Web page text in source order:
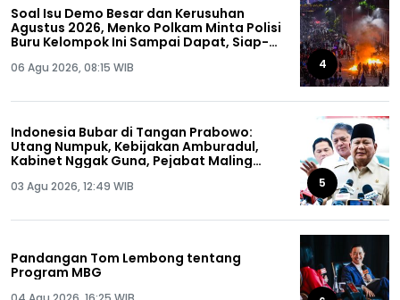
Soal Isu Demo Besar dan Kerusuhan
Agustus 2026, Menko Polkam Minta Polisi
Buru Kelompok Ini Sampai Dapat, Siap-
06 Agu 2026, 08:15 WIB 4
Indonesia Bubar di Tangan Prabowo:
Utang Numpuk, Kebijakan Amburadul,
Kabinet Nggak Guna, Pejabat Maling
03 Agu 2026, 12:49 WIB 5
Pandangan Tom Lembong tentang
Program MBG